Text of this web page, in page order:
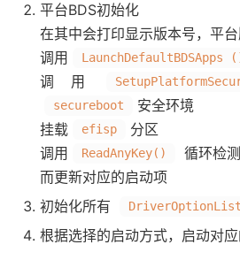
平台BDS初始化
在其中会打印显示版本号，平
调用
LaunchDefaultBDSApps
调用
secureboot
安全环境
挂载
efisp
分区
调用
ReadAnyKey()
循环检
而更新对应的启动项
初始化所有
DriverOptionList
根据选择的启动方式，启动对